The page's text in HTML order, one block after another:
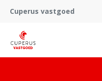
Cuperus vastgoed